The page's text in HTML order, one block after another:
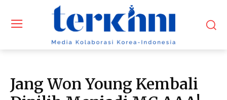
Jang Won Young Kembali